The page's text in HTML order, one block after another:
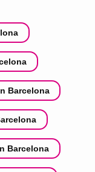
Barcelona
Barcelona